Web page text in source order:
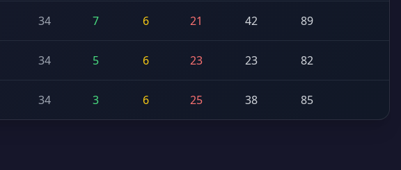
34 7 6 21 42 89
34 5 6 23 23 82
34 3 6 25 38 85